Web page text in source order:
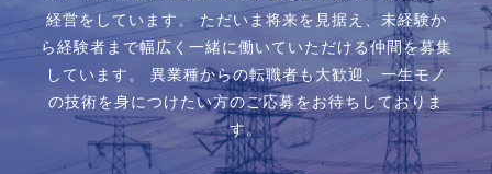
経営をしています。ただいま将来を見据え、未経験か
ら経験者まで幅広く一緒に働いていただける仲間を募集
しています。
異業種からの転職者も大歓迎、一生モノ
の技術を身につけたい方のご応募をお待ちしておりま
す。